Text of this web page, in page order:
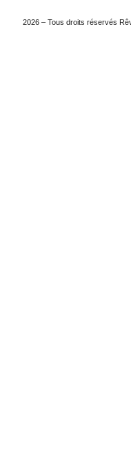
2026 – Tous droits réservés